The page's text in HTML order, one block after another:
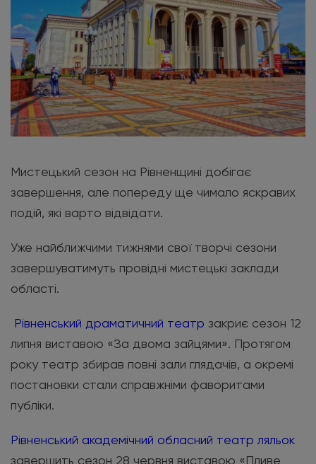
Мистецький сезон на Рівненщині добігає
завершення, але попереду ще чимало яскравих
подій, які варто відвідати.
Уже найближчими тижнями свої творчі сезони
завершуватимуть провідні мистецькі заклади
області.
Рівненський драматичний театр закриє сезон 12
липня виставою «За двома зайцями». Протягом
року театр збирав повні зали глядачів, а окремі
постановки стали справжніми фаворитами
публіки.
Рівненський академічний обласний театр ляльок
завершить сезон 28 червня виставою «Пливе